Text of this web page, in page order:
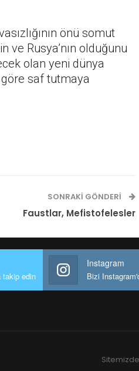
önü somut
ve Rusya’nın olduğunu
olan yeni dünya
göre saf tutmaya
SONRAKI GÖNDERI
Faustlar, Mefistofelesler
takip edin
Instagram